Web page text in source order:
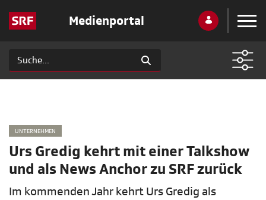
Medienportal
UNTERNEHMEN
Urs Gredig kehrt mit einer Talkshow
und als News Anchor zu SRF zurück
Im kommenden Jahr kehrt Urs Gredig als